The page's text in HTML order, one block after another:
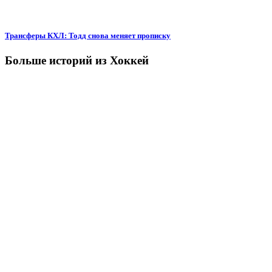
Трансферы КХЛ: Тодд снова меняет прописку
Больше историй из Хоккей